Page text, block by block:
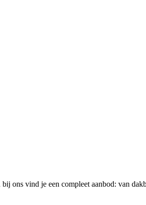
ons vind je een compleet aanbod: van